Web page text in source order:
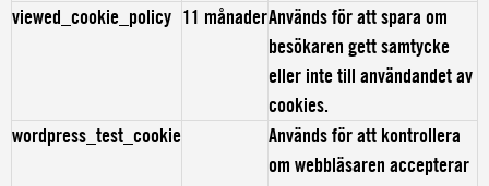
viewed_cookie_policy 11 månaderAnvänds för att spara om
besökaren gett samtycke
eller inte till användandet av
cookies.
wordpress_test_cookie
Används för att kontrollera
om webbläsaren accepterar